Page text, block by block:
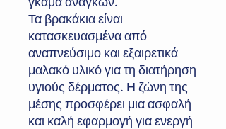
Τα βρακάκια είναι
κατασκευασμένα από
αναπνεύσιμο και εξαιρετικά
μαλακό υλικό για τη διατήρηση
υγιούς δέρματος. Η ζώνη της
μέσης προσφέρει μια ασφαλή
και καλή εφαρμογή για ενεργή